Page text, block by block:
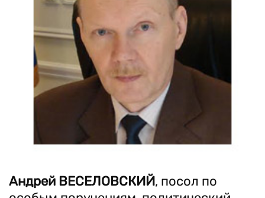
Андрей ВЕСЕЛОВСКИЙ, посол по